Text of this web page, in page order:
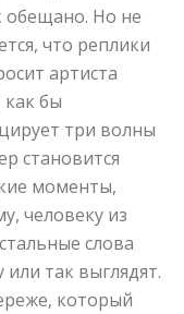
обещано. Но не
что реплики
артиста
как бы
три волны
становится
моменты,
человеку из
слова
так выглядят.
который